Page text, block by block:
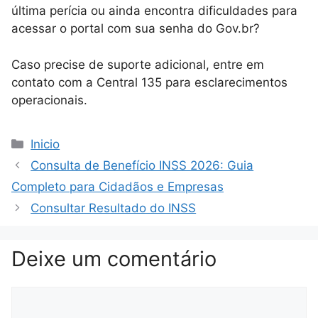
última perícia ou ainda encontra dificuldades para
acessar o portal com sua senha do Gov.br?
Caso precise de suporte adicional, entre em
contato com a Central 135 para esclarecimentos
operacionais.
Categorias
Inicio
Consulta de Benefício INSS 2026: Guia
Completo para Cidadãos e Empresas
Consultar Resultado do INSS
Deixe um comentário